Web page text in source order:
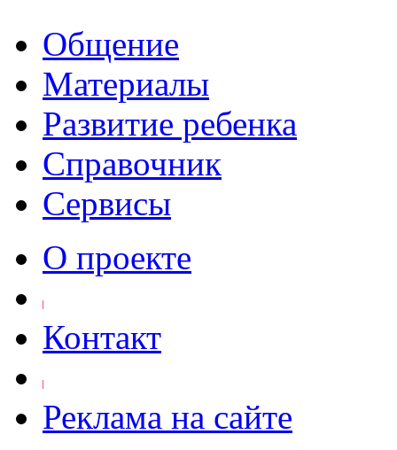
Общение
Материалы
Развитие ребенка
Справочник
Сервисы
О проекте
Контакт
Реклама на сайте